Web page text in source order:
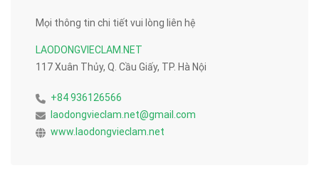
Mọi thông tin chi tiết vui lòng liên hệ
LAODONGVIECLAM.NET
117 Xuân Thủy, Q. Cầu Giấy, TP. Hà Nội
+84 936126566
laodongvieclam.net@gmail.com
www.laodongvieclam.net